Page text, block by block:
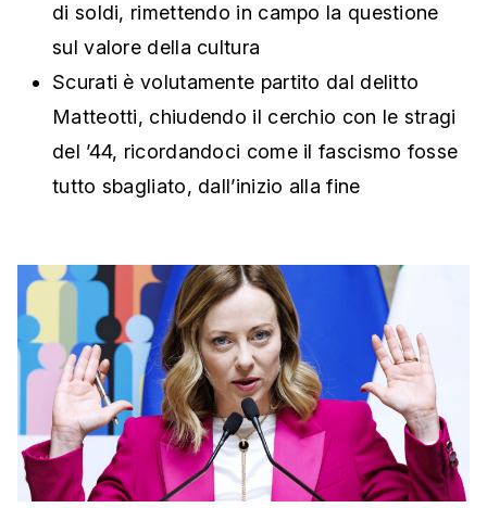
di soldi, rimettendo in campo la questione
sul valore della cultura
Scurati è volutamente partito dal delitto
Matteotti, chiudendo il cerchio con le stragi
del ’44, ricordandoci come il fascismo fosse
tutto sbagliato, dall’inizio alla fine